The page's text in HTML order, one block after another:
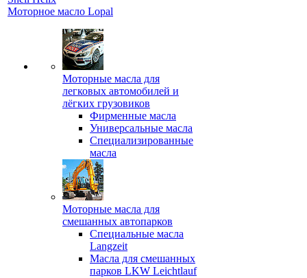
Моторное масло Lopal
Моторные масла для
легковых автомобилей и
лёгких грузовиков
Фирменные масла
Универсальные масла
Специализированные
масла
Моторные масла для
смешанных автопарков
Специальные масла
Langzeit
Масла для смешанных
парков LKW Leichtlauf